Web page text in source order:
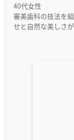
40代女性
審美歯科の技法を
せと自然な美しさ